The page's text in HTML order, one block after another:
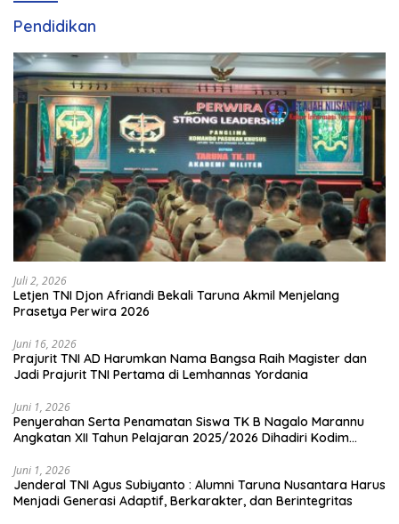
Pendidikan
Juli 2, 2026
Letjen TNI Djon Afriandi Bekali Taruna Akmil Menjelang
Prasetya Perwira 2026
Juni 16, 2026
Prajurit TNI AD Harumkan Nama Bangsa Raih Magister dan
Jadi Prajurit TNI Pertama di Lemhannas Yordania
Juni 1, 2026
Penyerahan Serta Penamatan Siswa TK B Nagalo Marannu
Angkatan XII Tahun Pelajaran 2025/2026 Dihadiri Kodim
Juni 1, 2026
Jenderal TNI Agus Subiyanto : Alumni Taruna Nusantara Harus
Menjadi Generasi Adaptif, Berkarakter, dan Berintegritas